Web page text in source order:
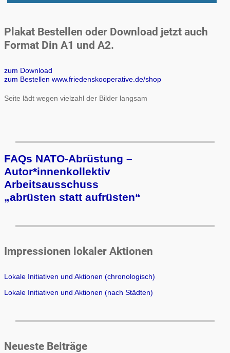
Plakat Bestellen oder Download jetzt auch
Format Din A1 und A2.
zum Download
zum Bestellen www.friedenskooperative.de/shop
Seite lädt wegen vielzahl der Bilder langsam
FAQs NATO-Abrüstung –
Autor*innenkollektiv
Arbeits­aus­schuss
„ab­rüs­ten statt auf­rüs­ten“
Impressionen lokaler Aktionen
Lokale Initiativen und Aktionen (chronologisch)
Lokale Initiativen und Aktionen (nach Städten)
Neueste Beiträge